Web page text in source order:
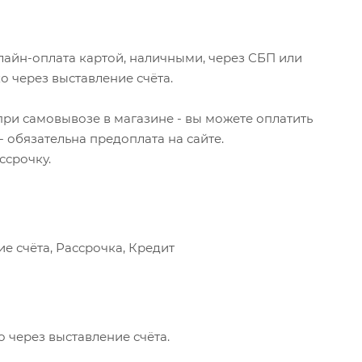
оплата картой, наличными, через СБП или
выставление счёта.
самовывозе в магазине - вы можете оплатить
предоплата на сайте.
счёта, Рассрочка, Кредит
выставление счёта.